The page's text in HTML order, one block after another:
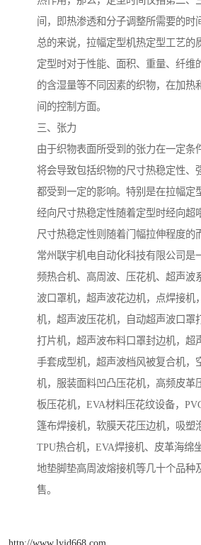
间，即热渗透和分子调整所需要的时
总的来说，拉幅定型机热定型工艺的
定型时对于性能、面积、重量、纤维
的含湿量等不同因素的织物，在加热
间的控制方面。
三、张力
由于织物表面所受到的张力在一定条
将会导致包括织物的尺寸热稳定性、
都受到一定的影响。特别是在拉幅定
经向尺寸热稳定性随着定型时经向超
尺寸热稳定性则随着门幅拉伸程度的
常州联宇机电自动化科技有限公司是
频热合机、高周波、压花机、超声
波口罩机，超声波花边机，点焊接机
机，超声波压花机，自动超声波口罩
打片机，超声波布料口罩封边机，超
手套成型机，超声波档风被复合机，
机，服装面料凹凸压花机，高频皮革
板压花机，EVA材料压花纹设备，
篷布焊接机，软膜天花压边机，吸塑
TPU热合机，EVA焊接机、皮革海绵
地垫脚垫高周波熔接机等几十个品种
售。
http://www.lyjd668.com